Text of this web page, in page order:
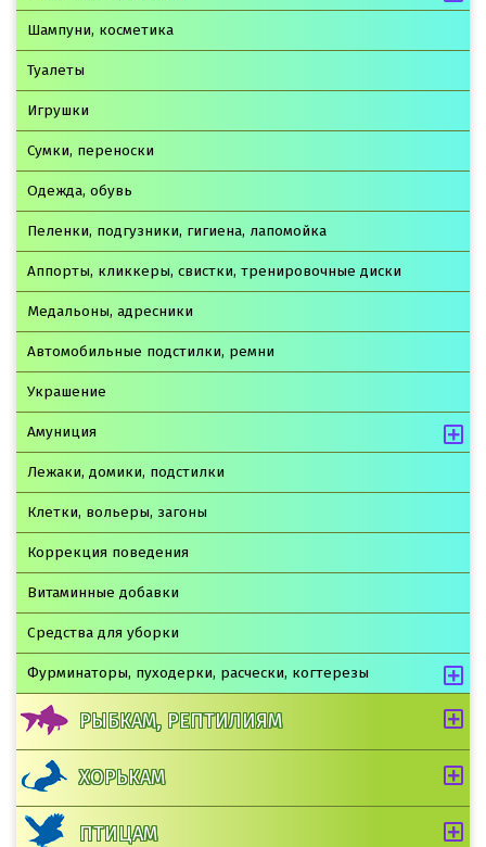
Шампуни, косметика
Туалеты
Игрушки
Сумки, переноски
Одежда, обувь
Пеленки, подгузники, гигиена, лапомойка
Аппорты, кликкеры, свистки, тренировочные диски
Медальоны, адресники
Автомобильные подстилки, ремни
Украшение
Амуниция
Лежаки, домики, подстилки
Клетки, вольеры, загоны
Коррекция поведения
Витаминные добавки
Средства для уборки
Фурминаторы, пуходерки, расчески, когтерезы
РЫБКАМ, РЕПТИЛИЯМ
ХОРЬКАМ
ПТИЦАМ